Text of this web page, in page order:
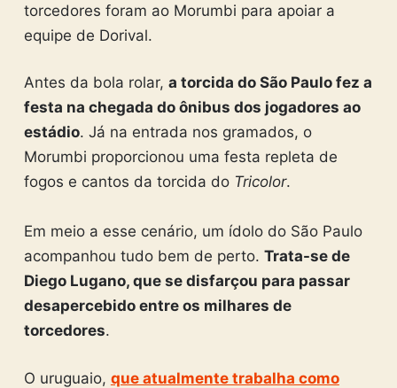
torcedores foram ao Morumbi para apoiar a
equipe de Dorival.
Antes da bola rolar, a torcida do São Paulo fez a
festa na chegada do ônibus dos jogadores ao
estádio. Já na entrada nos gramados, o
Morumbi proporcionou uma festa repleta de
fogos e cantos da torcida do Tricolor.
Em meio a esse cenário, um ídolo do São Paulo
acompanhou tudo bem de perto. Trata-se de
Diego Lugano, que se disfarçou para passar
desapercebido entre os milhares de
torcedores.
O uruguaio, que atualmente trabalha como